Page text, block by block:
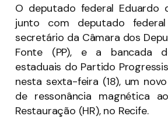
O deputado federal Eduardo
junto com deputado
secretário da Câmara dos
Fonte (PP), e a bancada
estaduais do Partido
nesta sexta-feira (18), um
de ressonância magnética
Restauração (HR), no Recife.